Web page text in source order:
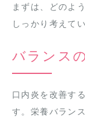
まずは、どのよ
しっかり考えて
バランス
口内炎を改善す
す。栄養バラン